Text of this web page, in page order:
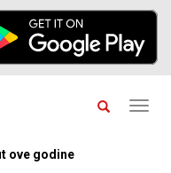
ove godine